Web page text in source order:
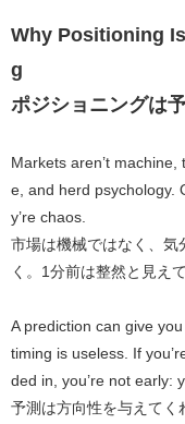
Why Positioning
g
ポジショニングは
Markets aren’t
e, and herd psychology.
y’re chaos.
市場は機械ではなく、気
く。1分前は整然と見え
A prediction can give
timing is useless. If
ded in, you’re not early:
予測は方向性を与えて